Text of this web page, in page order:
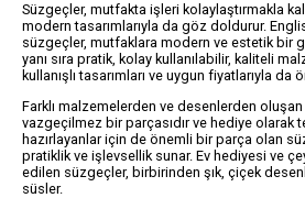
Süzgeçler, mutfakta işleri kolaylaştırmakla
modern tasarımlarıyla da göz doldurur.
süzgeçler, mutfaklara modern ve estetik bir
yanı sıra pratik, kolay kullanılabilir, kaliteli
kullanışlı tasarımları ve uygun fiyatlarıyla da
Farklı malzemelerden ve desenlerden
vazgeçilmez bir parçasıdır ve hediye olarak
hazırlayanlar için de önemli bir parça olan
pratiklik ve işlevsellik sunar. Ev hediyesi ve
edilen süzgeçler, birbirinden şık, çiçek
süsler.